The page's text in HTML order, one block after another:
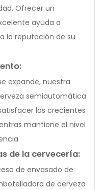
Ofrecer un
ayuda a
la reputación de su
expande, nuestra
semiautomática
las crecientes
mantiene el nivel
de la cervecería:
de envasado de
de cerveza